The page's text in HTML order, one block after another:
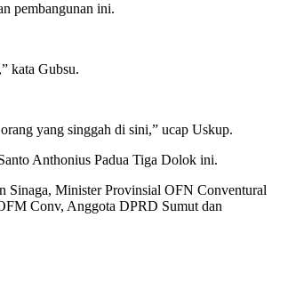
pembangunan ini.
kata Gubsu.
yang singgah di sini,” ucap Uskup.
Anthonius Padua Tiga Dolok ini.
Sinaga, Minister Provinsial OFN Conventural
Conv, Anggota DPRD Sumut dan